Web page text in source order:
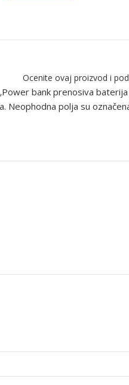
Ocenite ovaj proizvod i
bank prenosiva
Neophodna polja su